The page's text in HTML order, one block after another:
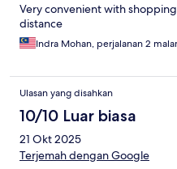
Very convenient with
distance
Indra Mohan, perjalanan 2
Ulasan yang disahkan
10/10 Luar biasa
21 Okt 2025
Terjemah dengan Google